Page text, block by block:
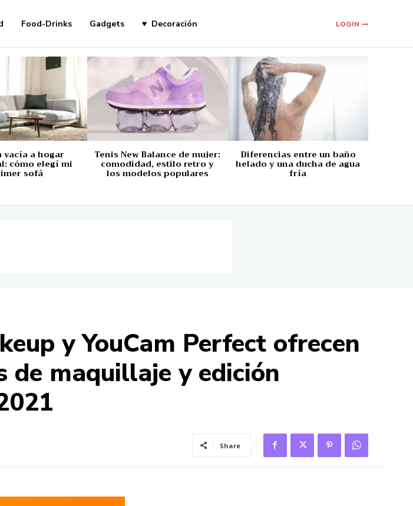
Food-Drinks Gadgets ♥ Decoración LOGIN
vacía a hogar
cómo elegí mi
sofá
Tenis New Balance de mujer:
comodidad, estilo retro y
los modelos populares
Diferencias entre un baño
helado y una ducha de agua
fría
y YouCam Perfect ofrecen
de maquillaje y edición
Share